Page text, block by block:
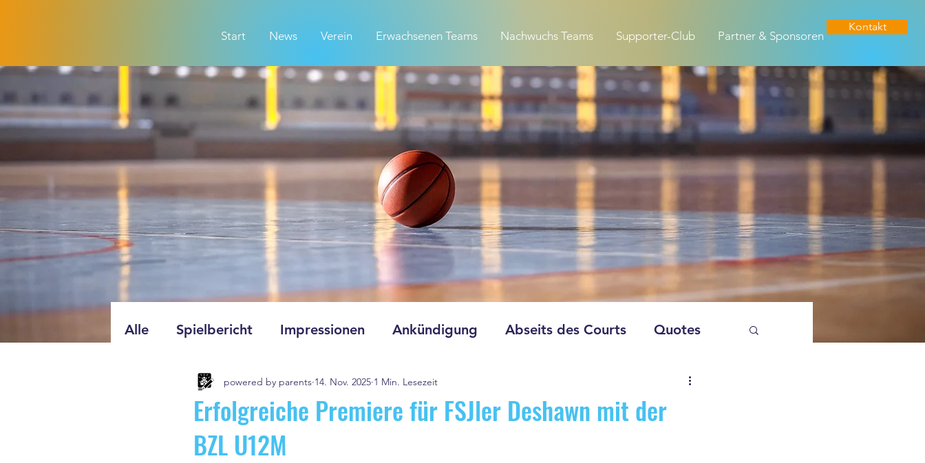
Start News Verein Erwachsenen Teams Nachwuchs Teams Supporter-Club Partner & Sponsoren
Kontakt
Alle Spielbericht Impressionen Ankündigung Abseits des Courts Quotes
Erfolgreiche Premiere für FSJler Deshawn mit der
BZL U12M
powered by parents 14. Nov. 2025 1 Min. Lesezeit